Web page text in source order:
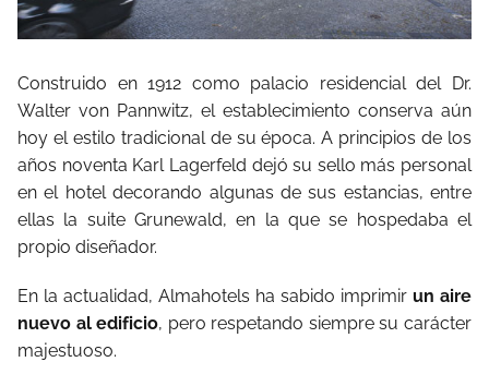
Construido en 1912 como palacio residencial del Dr.
Walter von Pannwitz, el establecimiento conserva aún
hoy el estilo tradicional de su época. A principios de los
años noventa Karl Lagerfeld dejó su sello más personal
en el hotel decorando algunas de sus estancias, entre
ellas la suite Grunewald, en la que se hospedaba el
propio diseñador.
En la actualidad, Almahotels ha sabido imprimir un aire
nuevo al edificio, pero respetando siempre su carácter
majestuoso.